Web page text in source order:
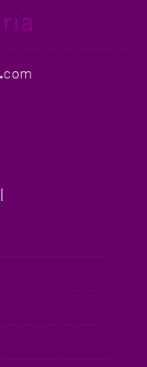
ria
com